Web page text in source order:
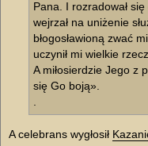
Pana. I rozradował
wejrzał na uniżenie
błogosławioną zwać
uczynił mi wielkie
A miłosierdzie Jego z
się Go boją».
.
A celebrans wygłosił